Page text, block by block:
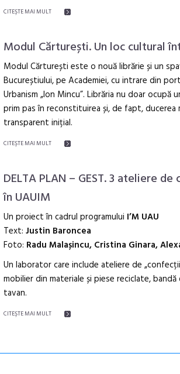
CITEŞTE MAI MULT
Modul Cărturești. Un loc cultural
Modul Cărturești este o nouă librărie și un
Bucureștiului, pe Academiei, cu intrare din
Urbanism „Ion Mincu”. Librăria nu doar ocupă
prim pas în reconstituirea și, de fapt, ducerea
transparent inițial.
CITEŞTE MAI MULT
DELTA PLAN – GEST. 3 ateliere
în UAUIM
Un proiect în cadrul programului I’M UAU
Text: Justin Baroncea
Foto: Radu Malașincu, Cristina Ginara,
Un laborator care include ateliere de
mobilier din materiale și piese reciclate,
tavan.
CITEŞTE MAI MULT